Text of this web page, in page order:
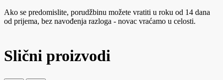
Ako se predomislite, porudžbinu možete vratiti u roku od 14 dana
od prijema, bez navođenja razloga - novac vraćamo u celosti.
Slični proizvodi